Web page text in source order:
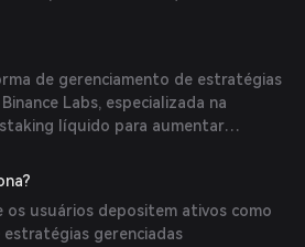
de gerenciamento de estratégias
Labs, especializada na
líquido para aumentar
detentores de Ethereum (ETH) e
(LST) com oportunidades de
de staking.
os usuários depositem ativos como
gerenciadas